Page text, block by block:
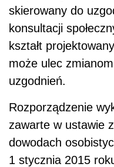
skierowany do
konsultacji
kształt
może ulec
uzgodnień.
Rozporządzenie
zawarte w ustawie
dowodach
1 stycznia 2015